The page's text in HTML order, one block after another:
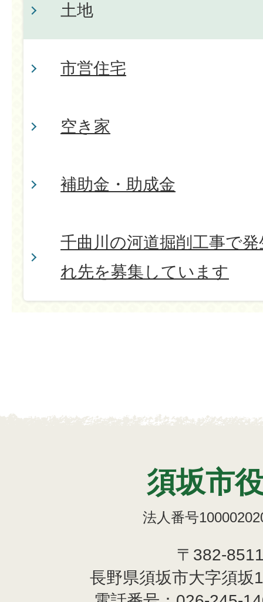
土地
市営住宅
空き家
補助金・助成金
千曲川の河道掘削工事で
れ先を募集しています
須坂市
法人番号
〒382-
長野県須坂市大字須坂